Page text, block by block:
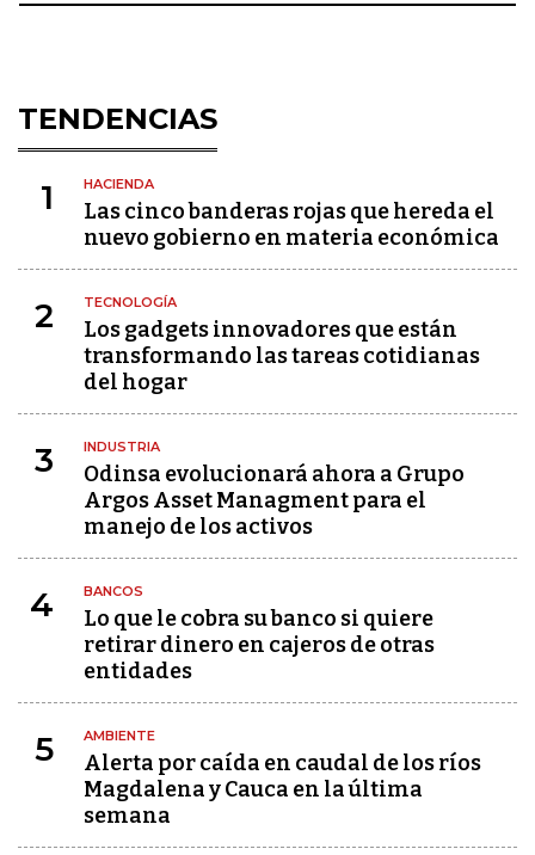
TENDENCIAS
1 HACIENDA
Las cinco banderas rojas que hereda el
nuevo gobierno en materia económica
2 TECNOLOGÍA
Los gadgets innovadores que están
transformando las tareas cotidianas
del hogar
3 INDUSTRIA
Odinsa evolucionará ahora a Grupo
Argos Asset Managment para el
manejo de los activos
4 BANCOS
Lo que le cobra su banco si quiere
retirar dinero en cajeros de otras
entidades
5 AMBIENTE
Alerta por caída en caudal de los ríos
Magdalena y Cauca en la última
semana